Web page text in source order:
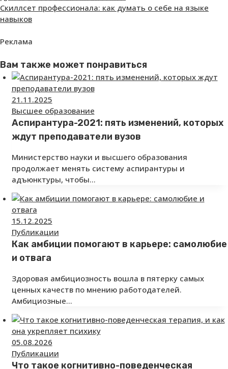
Скиллсет профессионала: как думать о себе на языке
навыков
Реклама
Вам также может понравиться
21.11.2025
Высшее образование
Аспирантура-2021: пять изменений, которых
ждут преподаватели вузов
Министерство науки и высшего образования
продолжает менять систему аспирантуры и
адъюнктуры, чтобы…
15.12.2025
Публикации
Как амбиции помогают в карьере: самолюбие
и отвага
Здоровая амбициозность вошла в пятерку самых
ценных качеств по мнению работодателей.
Амбициозные…
05.08.2026
Публикации
Что такое когнитивно-поведенческая